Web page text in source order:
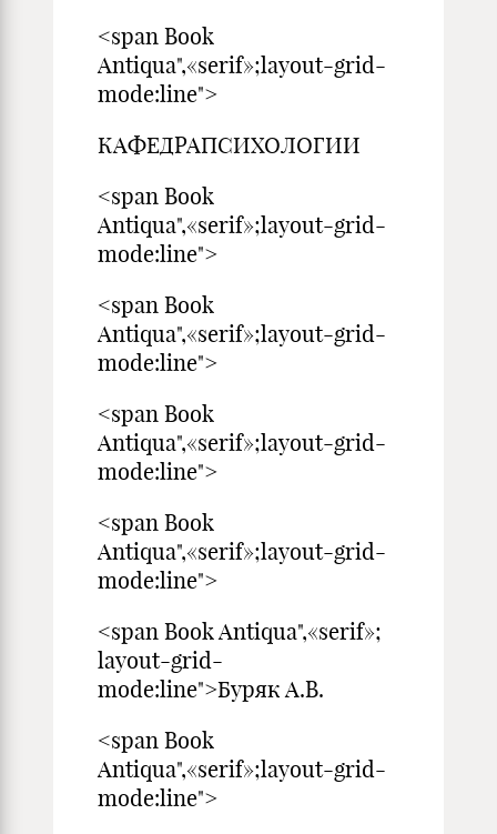
<span Book
Antiqua",«serif»;layout-grid-
mode:line">
КАФЕДРАПСИХОЛОГИИ
<span Book
Antiqua",«serif»;layout-grid-
mode:line">
<span Book
Antiqua",«serif»;layout-grid-
mode:line">
<span Book
Antiqua",«serif»;layout-grid-
mode:line">
<span Book
Antiqua",«serif»;layout-grid-
mode:line">
<span Book Antiqua",«serif»;
layout-grid-
mode:line">Буряк А.В.
<span Book
Antiqua",«serif»;layout-grid-
mode:line">